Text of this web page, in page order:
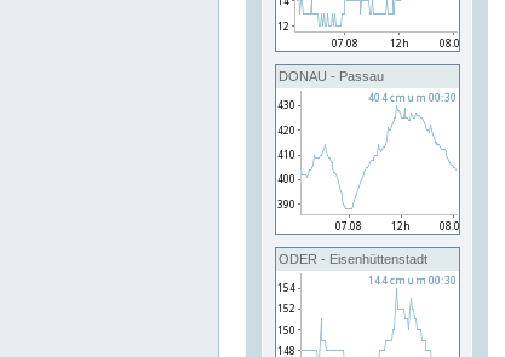
DONAU - Passau
ODER - Eisenhüttenstadt